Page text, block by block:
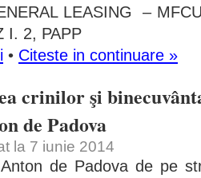
LEASING –
I. 2, PAPP
• Citeste in continuare »
crinilor şi
de Padova
la 7 iunie 2014
de Padova de pe